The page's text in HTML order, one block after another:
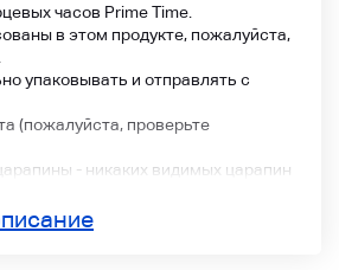
часов Prime Time.
в этом продукте, пожалуйста,
упаковывать и отправлять с
(пожалуйста, проверьте
- никаких видимых царапин
ощущение пользы-